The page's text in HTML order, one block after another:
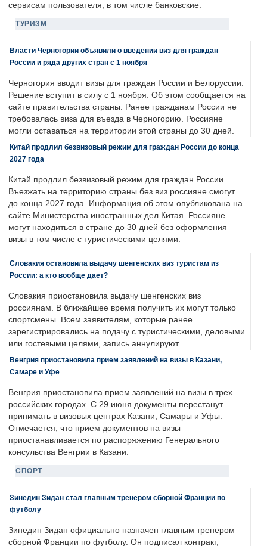
сервисам пользователя, в том числе банковские.
ТУРИЗМ
Власти Черногории объявили о введении виз для граждан
России и ряда других стран с 1 ноября
Черногория вводит визы для граждан России и Белоруссии.
Решение вступит в силу с 1 ноября. Об этом сообщается на
сайте правительства страны. Ранее гражданам России не
требовалась виза для въезда в Черногорию. Россияне
могли оставаться на территории этой страны до 30 дней.
Китай продлил безвизовый режим для граждан России до конца
2027 года
Китай продлил безвизовый режим для граждан России.
Въезжать на территорию страны без виз россияне смогут
до конца 2027 года. Информация об этом опубликована на
сайте Министерства иностранных дел Китая. Россияне
могут находиться в стране до 30 дней без оформления
визы в том числе с туристическими целями.
Словакия остановила выдачу шенгенских виз туристам из
России: а кто вообще дает?
Словакия приостановила выдачу шенгенских виз
россиянам. В ближайшее время получить их могут только
спортсмены. Всем заявителям, которые ранее
зарегистрировались на подачу с туристическими, деловыми
или гостевыми целями, запись аннулируют.
Венгрия приостановила прием заявлений на визы в Казани,
Самаре и Уфе
Венгрия приостановила прием заявлений на визы в трех
российских городах. С 29 июня документы перестанут
принимать в визовых центрах Казани, Самары и Уфы.
Отмечается, что прием документов на визы
приостанавливается по распоряжению Генерального
консульства Венгрии в Казани.
СПОРТ
Зинедин Зидан стал главным тренером сборной Франции по
футболу
Зинедин Зидан официально назначен главным тренером
сборной Франции по футболу. Он подписал контракт,